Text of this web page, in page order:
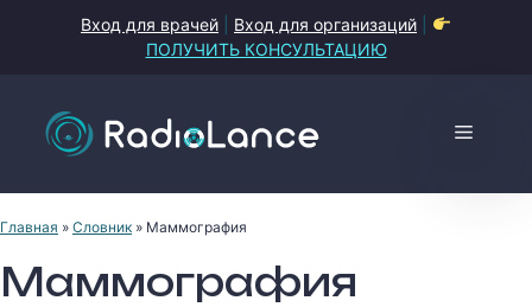
Вход для врачей Вход для организаций
ПОЛУЧИТЬ КОНСУЛЬТАЦИЮ
Меню
Главная » Словник » Маммография
Маммография